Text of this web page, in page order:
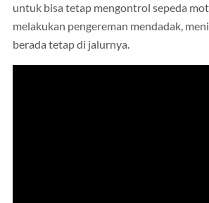
untuk bisa tetap mengontrol sepeda
melakukan pengereman mendadak,
berada tetap di jalurnya.